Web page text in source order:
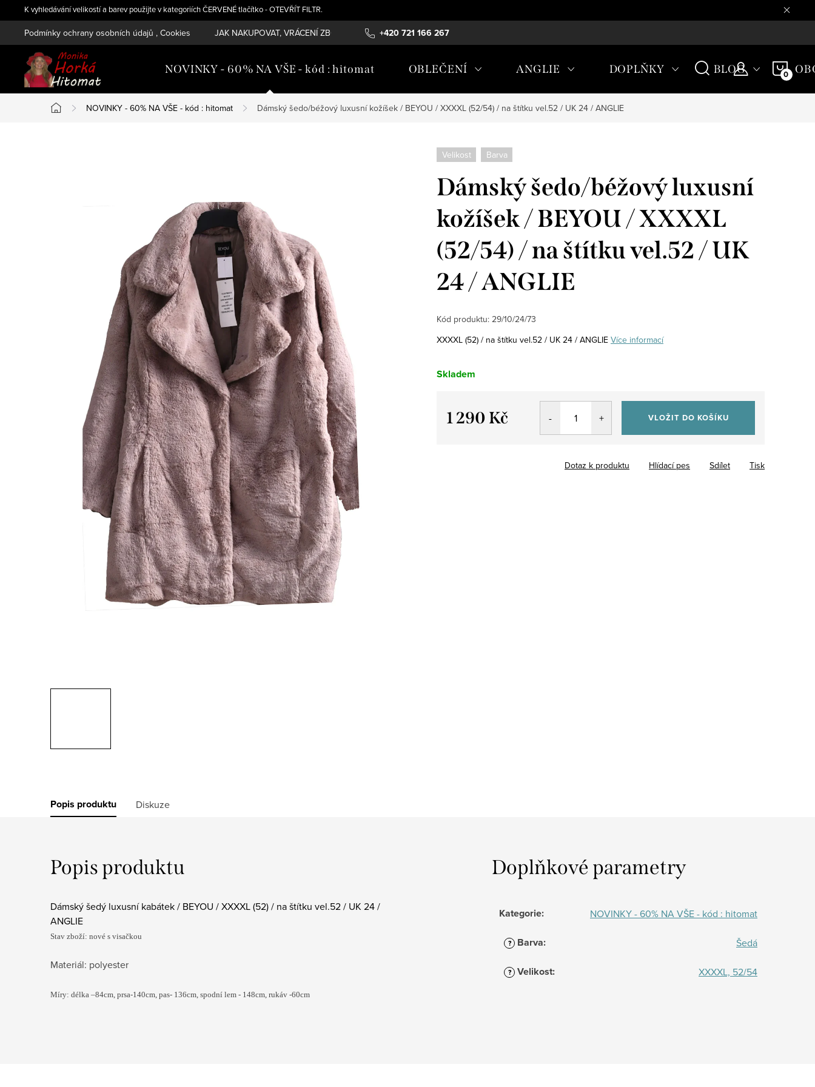
na
K vyhledávání velikostí a barev použijte v kategoriích ČERVENÉ tlačítko - OTEVŘÍT FILTR.
+420 721 166 267
Podmínky ochrany osobních údajů , Cookies JAK NAKUPOVAT, VRÁCENÍ ZBOŽÍ , REKLAMAČNÍ ŘÁD, ÚDRŽBA MATERIÁLŮ
NOVINKY - 60% NA VŠE - kód : hitomat OBLEČENÍ ANGLIE DOPLŇKY BLOG
Domů
NOVINKY - 60% NA VŠE - kód : hitomat Dámský šedo/béžový luxusní kožíšek / BEYOU / XXXXL (52/54) / na štítku vel.52 / UK 24 / ANGLIE
Velikost Barva
Dámský šedo/béžový luxusní
kožíšek / BEYOU / XXXXL
(52/54) / na štítku vel.52 / UK
24 / ANGLIE
Kód produktu: 29/10/24/73
XXXXL (52) / na štítku vel.52 / UK 24 / ANGLIE Více informací
Skladem
1 290 Kč VLOŽIT DO KOŠÍKU
Tisk
Dotaz k produktu Hlídací pes Sdílet
Popis produktu Diskuze
Popis produktu
Dámský šedý luxusní kabátek / BEYOU / XXXXL (52) / na štítku vel.52 / UK 24 /
ANGLIE
Stav zboží: nové s visačkou
Materiál: polyester
Míry: délka –84cm, prsa-140cm, pas- 136cm , spodní lem - 148cm, rukáv -60cm
Doplňkové parametry
Kategorie: NOVINKY - 60% NA VŠE - kód : hitomat
? Barva: Šedá
? Velikost: XXXXL, 52/54